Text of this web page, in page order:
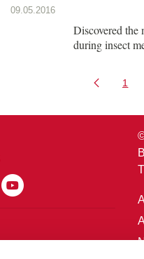
09.05.2016
Discovered the
during insect
1